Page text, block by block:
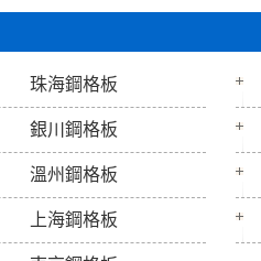
珠海鋼格板
銀川鋼格板
溫州鋼格板
上海鋼格板